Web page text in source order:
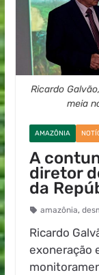
Ricardo
meia
AMAZÔNIA
A
diretor
da
amazônia,
Ricardo
exoneração